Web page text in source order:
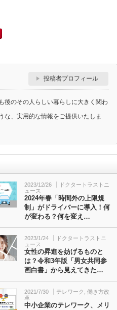
投稿者プロフィール
後のその人らしい暮らしに大きく関わ
な、実用的な情報をご提供いたしま
2023/12/26
ドクタートラストニ
ュース
2024年春「時間外の上限規
制」がドライバーに導入！何
が変わる？何を変え…
2023/1/24
ドクタートラストニ
ュース
女性の昇進を妨げるものと
は？令和3年版「男女共同参
画白書」から見えてきた…
2021/7/30 テレワーク , 働き方改
革
中小企業のテレワーク、メリ